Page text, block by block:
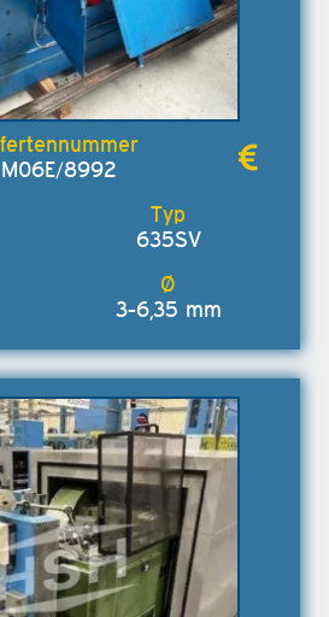
M06E/8992
635SV
3-6,35 mm